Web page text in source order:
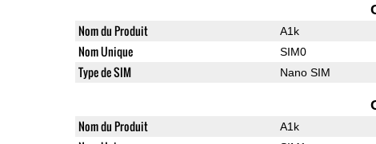
Nom du Produit A1k
Nom Unique SIM0
Type de SIM Nano SIM
Nom du Produit A1k